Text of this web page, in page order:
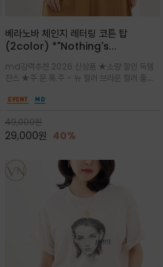
베라노바 체인지 레터링 코튼 탑
(2color) *"Nothing's
도 일어나지않는것/감각적인 레터링 프
린팅이 돋보이는 베라노바 티셔츠
md강력추천 2026 신상품 ★소량 할인 득템
찬스 ★주.문.폭.주 - 뉴 컬러 브라운 컬러 출시~
무드를 만들고 기본 베이스의 컬러감이라 출근시
럽고 유연한 코튼 소재로 편안
49,000원
29,000원 40%